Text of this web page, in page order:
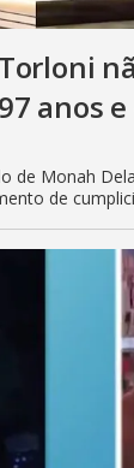
anos
de Monah
de